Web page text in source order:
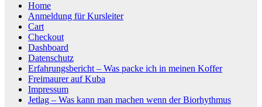
Home
Anmeldung für Kursleiter
Cart
Checkout
Dashboard
Datenschutz
Erfahrungsbericht – Was packe ich in meinen Koffer
Freimaurer auf Kuba
Impressum
Jetlag – Was kann man machen wenn der Biorhythmus